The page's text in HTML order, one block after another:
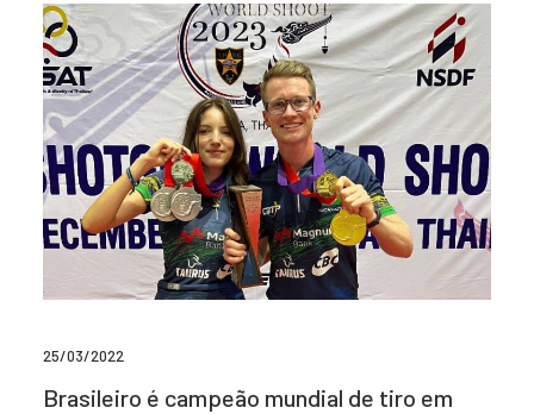
25/03/2022
Brasileiro é campeão mundial de tiro em